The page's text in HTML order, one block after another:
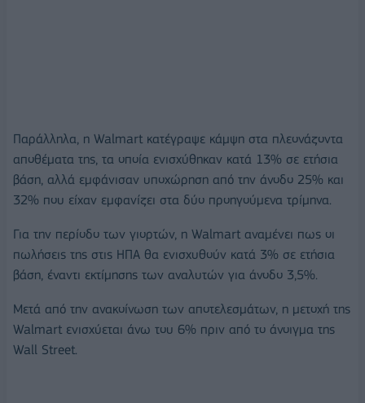
Παράλληλα, η Walmart κατέγραψε κάμψη στα πλεονάζοντα
αποθέματα της, τα οποία ενισχύθηκαν κατά 13% σε ετήσια
βάση, αλλά εμφάνισαν υποχώρηση από την άνοδο 25% και
32% που είχαν εμφανίζει στα δύο προηγούμενα τρίμηνα.
Για την περίοδο των γιορτών, η Walmart αναμένει πως οι
πωλήσεις της στις ΗΠΑ θα ενισχυθούν κατά 3% σε ετήσια
βάση, έναντι εκτίμησης των αναλυτών για άνοδο 3,5%.
Μετά από την ανακοίνωση των αποτελεσμάτων, η μετοχή της
Walmart ενισχύεται άνω του 6% πριν από το άνοιγμα της
Wall Street.